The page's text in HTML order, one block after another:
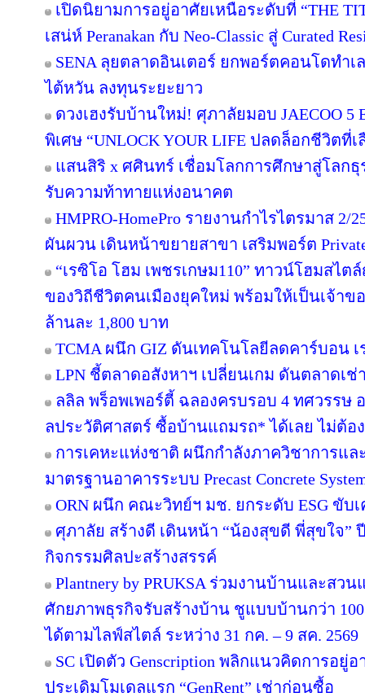
เปิดนิยามการอยู่อาศัยเหนือระดับที่ “THE
เสน่ห์ Peranakan กับ Neo-Classic สู่ Curated
SENA ลุยตลาดอินเตอร์ ยกพอร์ตคอนโดทำเ
ไต้หวัน ลงทุนระยะยาว
ดวงเฮงรับบ้านใหม่! ศุภาลัยมอบ JAECOO
พิเศษ “UNLOCK YOUR LIFE ปลดล็อกชีวิตที่เ
แสนสิริ x ศศินทร์ เชื่อมโลกการศึกษาสู่โลกธุ
รับความท้าทายแห่งอนาคต
HMPRO-HomePro รายงานกำไรไตรมาส 2/
ผันผวน เดินหน้าขยายสาขา เสริมพอร์ต
“เรซิโอ โฮม เพชรเกษม110” ทาวน์โฮมสไ
ของวิถีชีวิตคนเมืองยุคใหม่ พร้อมให้เป็นเจ้าข
ล้านละ 1,800 บาท
TCMA ผนึก GIZ ดันเทคโนโลยีลดคาร์บอน เ
LPN ชี้ตลาดอสังหาฯ เปลี่ยนเกม ดันตลาดเ
ลลิล พร็อพเพอร์ตี้ ฉลองครบรอบ 4 ทศวรรษ
ลประวัติศาสตร์ ซื้อบ้านแถมรถ* ได้เลย ไม่ต้อ
การเคหะแห่งชาติ ผนึกกำลังภาควิชาการแ
มาตรฐานอาคารระบบ Precast Concrete
ORN ผนึก คณะวิทย์ฯ มช. ยกระดับ ESG ขับ
ศุภาลัย สร้างดี เดินหน้า “น้องสุขดี พี่สุขใจ”
กิจกรรมศิลปะสร้างสรรค์
Plantnery by PRUKSA ร่วมงานบ้านและสวน
ศักยภาพธุรกิจรับสร้างบ้าน ชูแบบบ้านกว่า
ได้ตามไลฟ์สไตล์ ระหว่าง 31 กค. – 9 สค. 2569
SC เปิดตัว Genscription พลิกแนวคิดการอ
ประเดิมโมเดลแรก “GenRent” เช่าก่อนซื้อ